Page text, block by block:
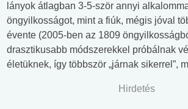
lányok átlagban 3-5-ször annyi
öngyilkosságot, mint a fiúk, mégis jóval
évente (2005-ben az 1809
drasztikusabb módszerekkel próbálnak
életüknek, így többször „járnak sikerrel”,
Hirdetés